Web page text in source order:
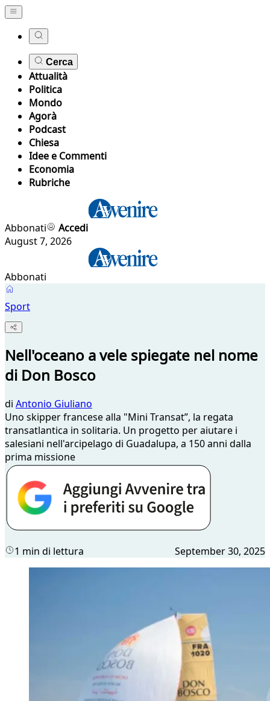
Cerca
Attualità
Politica
Mondo
Agorà
Podcast
Chiesa
Idee e Commenti
Economia
Rubriche
Abbonati
Accedi
August 7, 2026
Abbonati
Sport
Nell'oceano a vele spiegate nel nome
di Don Bosco
di Antonio Giuliano
Uno skipper francese alla "Mini Transat”, la regata
transatlantica in solitaria. Un progetto per aiutare i
salesiani nell'arcipelago di Guadalupa, a 150 anni dalla
prima missione
1 min di lettura September 30, 2025